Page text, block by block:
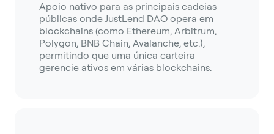
Apoio nativo para as principais cadeias
públicas onde JustLend DAO opera em
blockchains (como Ethereum, Arbitrum,
Polygon, BNB Chain, Avalanche, etc.),
permitindo que uma única carteira
gerencie ativos em várias blockchains.